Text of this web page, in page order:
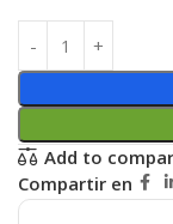
Add to
Compartir en